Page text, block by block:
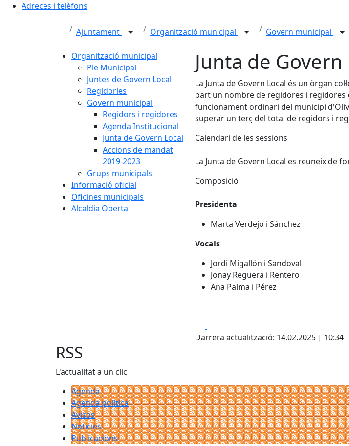
Adreces i telèfons
Ajuntament Organització municipal Govern municipal
Organització municipal
Ple Municipal
Juntes de Govern Local
Regidories
Govern municipal
Regidors i regidores
Agenda Institucional
Junta de Govern Local
Accions de mandat
2019-2023
Grups municipals
Informació oficial
Oficines municipals
Alcaldia Oberta
Junta de Govern
La Junta de Govern Local és un òrgan
part un nombre de regidores i regidores
funcionament ordinari del municipi
superar un terç del total de regidors i
Calendari de les sessions
La Junta de Govern Local es reuneix de
Composició
Presidenta
Marta Verdejo i Sánchez
Vocals
Jordi Migallón i Sandoval
Jonay Reguera i Rentero
Ana Palma i Pérez
Darrera actualització: 14.02.2025 | 10:34
RSS
L'actualitat a un clic
Agenda
Agenda política
Avisos
Notícies
Publicacions